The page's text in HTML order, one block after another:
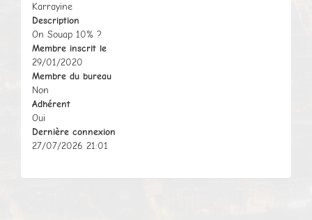
Karrayine
Description
On Souap 10% ?
Membre inscrit le
29/01/2020
Membre du bureau
Non
Adhérent
Oui
Dernière connexion
27/07/2026 21:01